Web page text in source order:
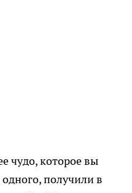
чудо, которое вы
получили в